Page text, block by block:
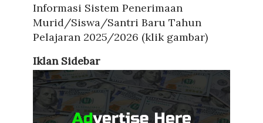
Informasi Sistem Penerimaan
Murid/Siswa/Santri Baru Tahun
Pelajaran 2025/2026 (klik gambar)
Iklan Sidebar